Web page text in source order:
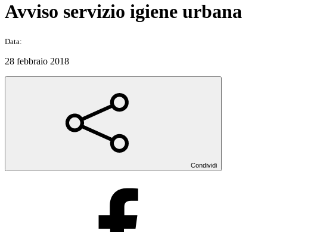
Avviso servizio igiene urbana
Data:
28 febbraio 2018
Condividi